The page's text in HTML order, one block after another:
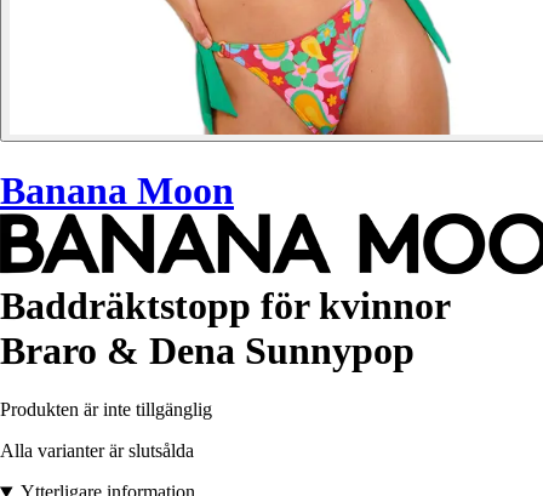
Banana Moon
Baddräktstopp för kvinnor
Braro & Dena Sunnypop
Produkten är inte tillgänglig
Alla varianter är slutsålda